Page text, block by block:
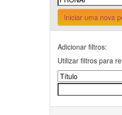
Iniciar uma nova
Adicionar filtros:
Utilizar filtros para